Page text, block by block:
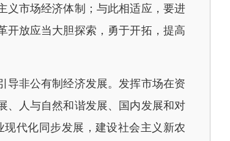
义市场经济体制；与此相适应，要进
开放应当大胆探索，勇于开拓，提高
非公有制经济发展。发挥市场在资
、人与自然和谐发展、国内发展和对
代化同步发展，建设社会主义新农